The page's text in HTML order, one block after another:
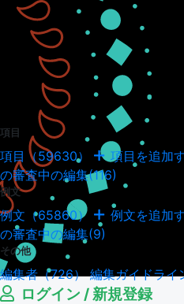
項目
項目（59630） 項目を追加
の審査中の編集(116)
例文
例文（65860） 例文を追加
の審査中の編集(9)
その他
編集者（726）編集ガイドラ
ログイン / 新規登録